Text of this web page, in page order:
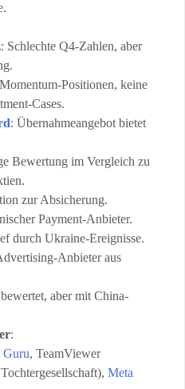
: Schlechte Q4-Zahlen, aber
Positionen, keine
Cases.
: Übernahmeangebot bietet
Bewertung im Vergleich zu
zur Absicherung.
Payment-Anbieter.
durch Ukraine-Ereignisse.
Anbieter aus
aber mit China-
:
Guru, TeamViewer
Meta